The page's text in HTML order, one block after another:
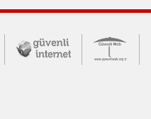
İletişim Merkezi
Çocuklar Güvende (yeni
Güvenli